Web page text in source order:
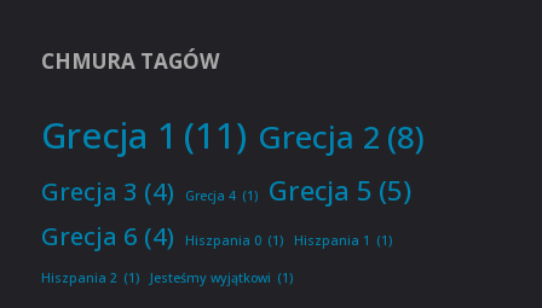
CHMURA TAGÓW
Grecja 1 (11) Grecja 2 (8)
Grecja 3 (4) Grecja 4 (1) Grecja 5 (5)
Grecja 6 (4) Hiszpania 0 (1) Hiszpania 1 (1)
Hiszpania 2 (1) Jesteśmy wyjątkowi (1)